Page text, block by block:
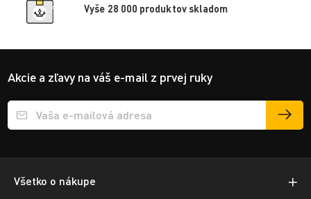
Vyše 28 000 produktov skladom
Akcie a zľavy na váš e-mail z prvej ruky
Přihlášení e-mailu k odběru
Všetko o nákupe